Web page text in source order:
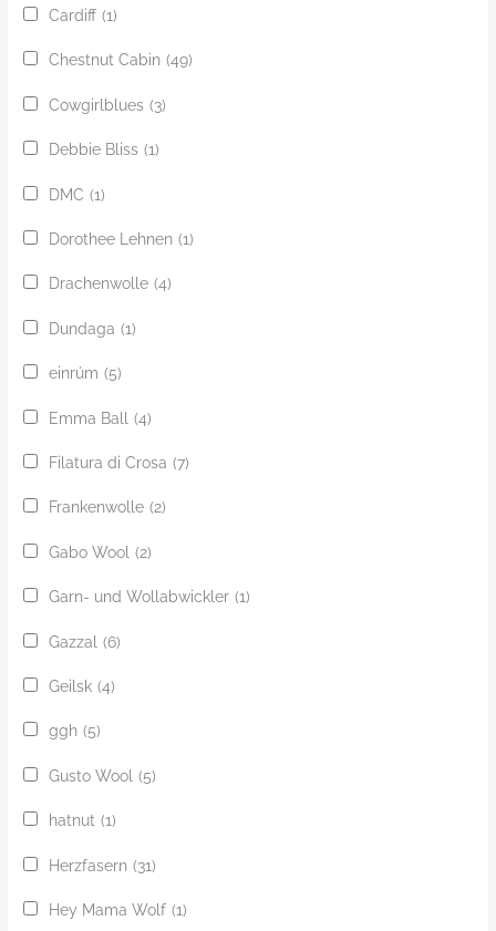
Cardiff (1)
Chestnut Cabin (49)
Cowgirlblues (3)
Debbie Bliss (1)
DMC (1)
Dorothee Lehnen (1)
Drachenwolle (4)
Dundaga (1)
einrúm (5)
Emma Ball (4)
Filatura di Crosa (7)
Frankenwolle (2)
Gabo Wool (2)
Garn- und Wollabwickler (1)
Gazzal (6)
Geilsk (4)
ggh (5)
Gusto Wool (5)
hatnut (1)
Herzfasern (31)
Hey Mama Wolf (1)